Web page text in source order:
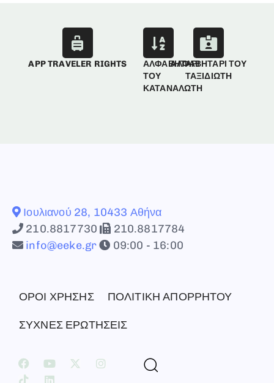
APP TRAVELER RIGHTS
ΑΛΦΑΒΗΤΑΡΙ
ΤΟΥ
ΚΑΤΑΝΑΛΩΤΗ
ΑΛΦΑΒΗΤΑΡΙ ΤΟΥ
ΤΑΞΙΔΙΩΤΗ
Ιουλιανού 28, 10433 Αθήνα
210.8817730
210.8817784
info@eeke.gr
09:00 - 16:00
ΟΡΟΙ ΧΡΗΣΗΣ ΠΟΛΙΤΙΚΗ ΑΠΟΡΡΗΤΟΥ
ΣΥΧΝΕΣ ΕΡΩΤΗΣΕΙΣ